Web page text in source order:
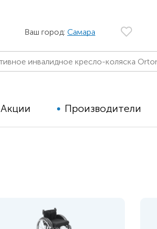
Ваш город: Самара
Детские вертикализаторы
Акции Производители